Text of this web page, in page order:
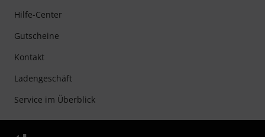
Hilfe-Center
Gutscheine
Kontakt
Ladengeschäft
Service im Überblick